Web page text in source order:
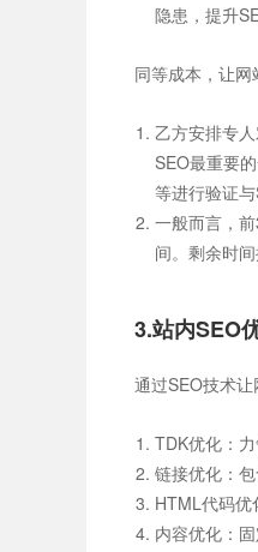
隐患，提升
同等成本，让
乙方安排专
SEO最重要
等进行验证
一般而言，
间。剩余时
3.站内SEO
通过SEO技术让
TDK优化：
链接优化：
HTML代码优
内容优化：